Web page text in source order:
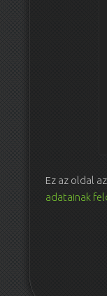
Ez az oldal
adatainak